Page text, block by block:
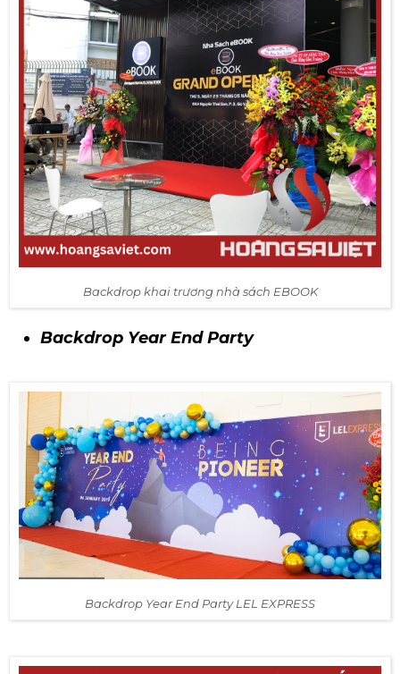
Backdrop khai trương nhà sách EBOOK
Backdrop Year End Party
Backdrop Year End Party LEL EXPRESS